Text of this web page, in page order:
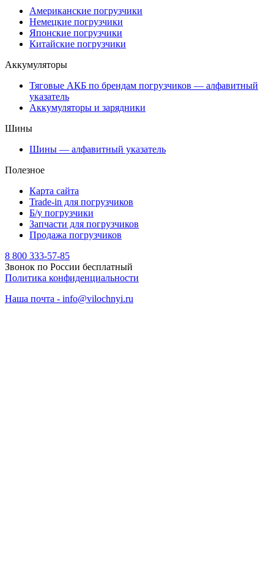
Американские погрузчики
Немецкие погрузчики
Японские погрузчики
Китайские погрузчики
Аккумуляторы
Тяговые АКБ по брендам погрузчиков — алфавитный
указатель
Аккумуляторы и зарядники
Шины
Шины — алфавитный указатель
Полезное
Карта сайта
Trade-in для погрузчиков
Б/у погрузчики
Запчасти для погрузчиков
Продажа погрузчиков
8 800 333-57-85
Звонок по России бесплатный
Политика конфиденциальности
Наша почта - info@vilochnyi.ru